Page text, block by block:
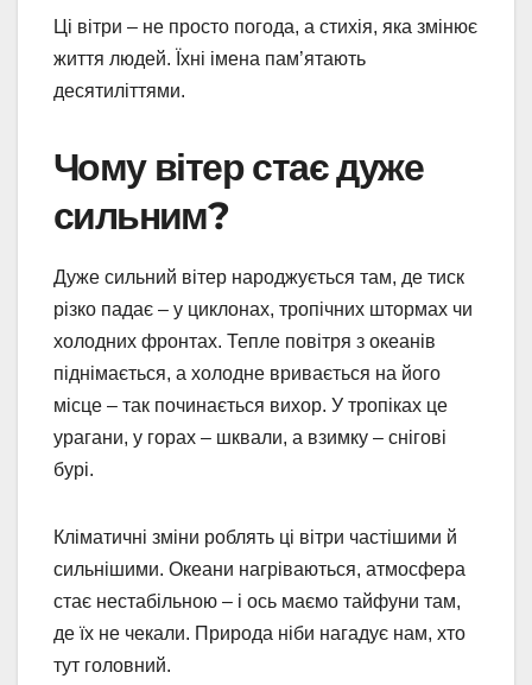
Ці вітри – не просто погода, а стихія, яка змінює
життя людей. Їхні імена пам’ятають
десятиліттями.
Чому вітер стає дуже
сильним?
Дуже сильний вітер народжується там, де тиск
різко падає – у циклонах, тропічних штормах чи
холодних фронтах. Тепле повітря з океанів
піднімається, а холодне вривається на його
місце – так починається вихор. У тропіках це
урагани, у горах – шквали, а взимку – снігові
бурі.
Кліматичні зміни роблять ці вітри частішими й
сильнішими. Океани нагріваються, атмосфера
стає нестабільною – і ось маємо тайфуни там,
де їх не чекали. Природа ніби нагадує нам, хто
тут головний.